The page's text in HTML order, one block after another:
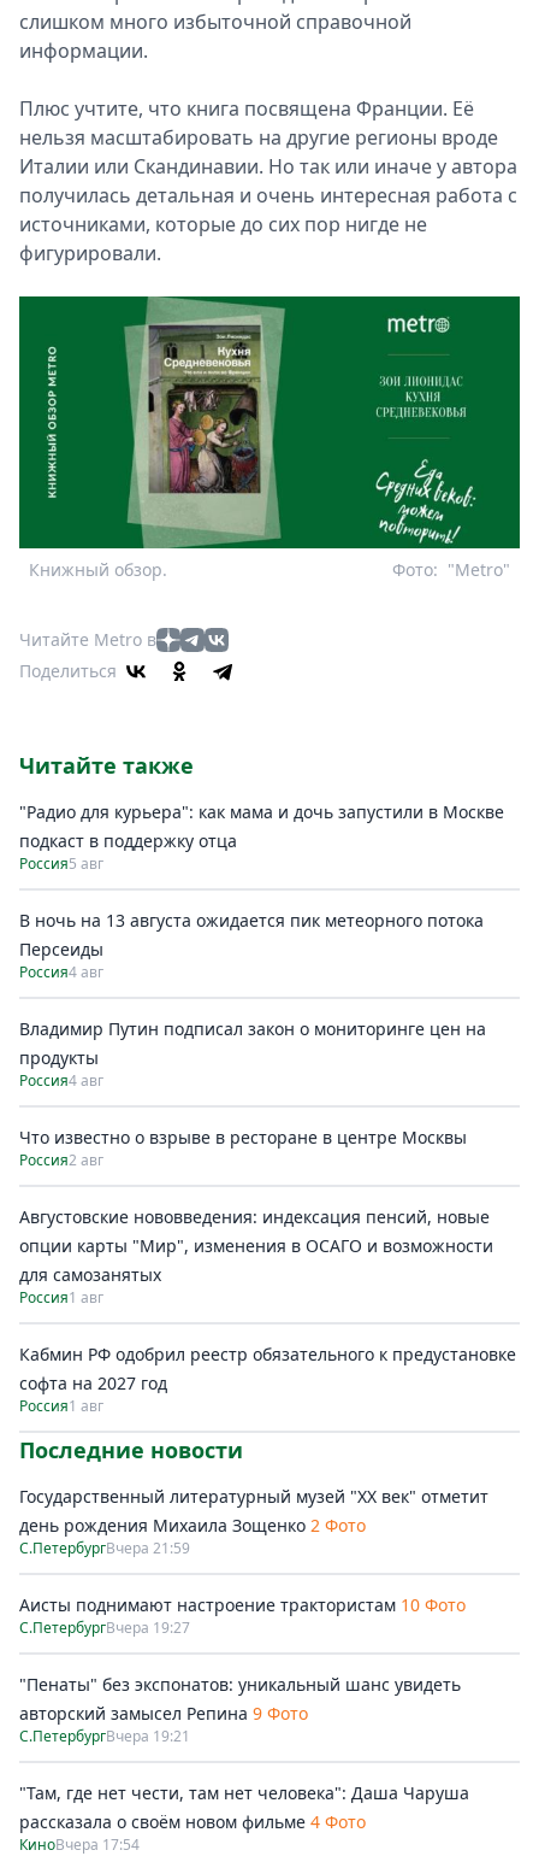
слишком много избыточной справочной
информации.
Плюс учтите, что книга посвящена Франции. Её
нельзя масштабировать на другие регионы вроде
Италии или Скандинавии. Но так или иначе у автора
получилась детальная и очень интересная работа с
источниками, которые до сих пор нигде не
фигурировали.
Книжный обзор. "Metro"
Фото:
Читайте Metro в
Поделиться
Читайте также
"Радио для курьера": как мама и дочь запустили в Москве
подкаст в поддержку отца
Россия5 авг
В ночь на 13 августа ожидается пик метеорного потока
Персеиды
Россия4 авг
Владимир Путин подписал закон о мониторинге цен на
продукты
Россия4 авг
Что известно о взрыве в ресторане в центре Москвы
Россия2 авг
Августовские нововведения: индексация пенсий, новые
опции карты "Мир", изменения в ОСАГО и возможности
для самозанятых
Россия1 авг
Кабмин РФ одобрил реестр обязательного к предустановке
софта на 2027 год
Россия1 авг
Последние новости
Государственный литературный музей "ХХ век" отметит
день рождения Михаила Зощенко 2 Фото
С.ПетербургВчера 21:59
Аисты поднимают настроение трактористам 10 Фото
С.ПетербургВчера 19:27
"Пенаты" без экспонатов: уникальный шанс увидеть
авторский замысел Репина 9 Фото
С.ПетербургВчера 19:21
"Там, где нет чести, там нет человека": Даша Чаруша
рассказала о своём новом фильме 4 Фото
КиноВчера 17:54